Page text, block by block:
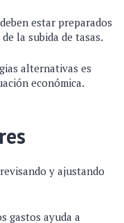
estar preparados
la subida de tasas.
alternativas es
económica.
y ajustando
gastos ayuda a